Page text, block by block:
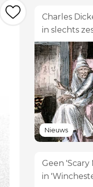
Charles
in slechts
Nieuws
Geen
in